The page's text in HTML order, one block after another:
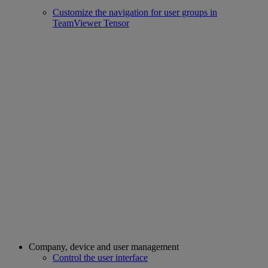
Customize the navigation for user groups in
TeamViewer Tensor
Company, device and user management
Control the user interface